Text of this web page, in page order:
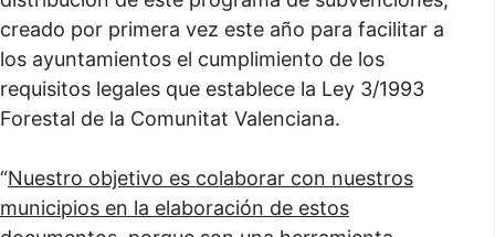
creado por primera vez este año para facilitar a
los ayuntamientos el cumplimiento de los
requisitos legales que establece la Ley 3/1993
Forestal de la Comunitat Valenciana.
“Nuestro objetivo es colaborar con nuestros
municipios en la elaboración de estos